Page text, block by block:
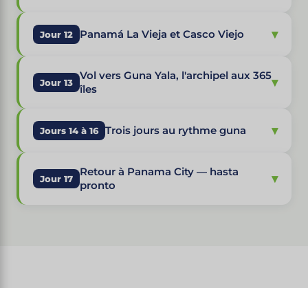
Jour 12 Panamá La Vieja et Casco Viejo ▾
Jour 13
Vol vers Guna Yala, l'archipel aux 365
îles
▾
Jours 14 à 16 Trois jours au rythme guna ▾
Jour 17
Retour à Panama City — hasta
pronto
▾